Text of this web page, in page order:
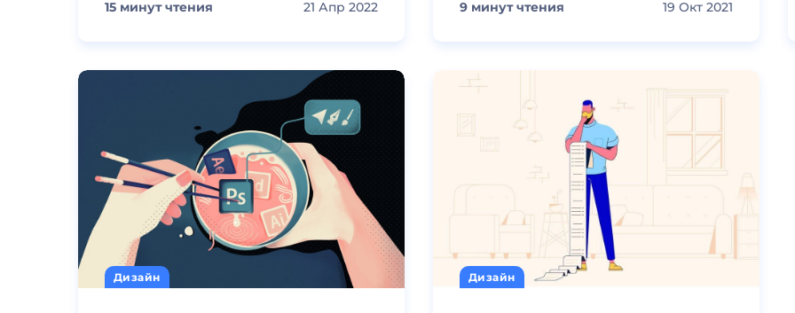
15 минут чтения 21 Апр 2022 9 минут чтения 19 Окт 2021
Дизайн Дизайн